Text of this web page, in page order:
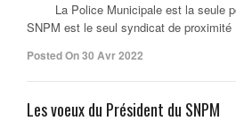
La Police Municipale est la seule
SNPM est le seul syndicat de proximité
Posted On 30 Avr 2022
Les voeux du Président du SNPM